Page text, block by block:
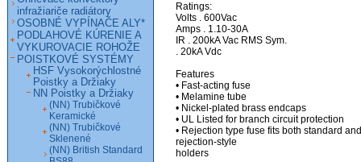
Ratings:
Volts . 600Vac
Amps . 1.10-30A
IR . 200kA Vac RMS Sym.
. 20kA Vdc
Features
• Fast-acting fuse
• Melamine tube
• Nickel-plated brass endcaps
• UL Listed for branch circuit protection
• Rejection type fuse fits both standard and
rejection-style
holders
infražiariče radiátory
OSOBNÉ VYPÍNAČE ALY*
PODLAHOVÉ KÚRENIE A
VYKUROVACIE ROHOŽE
POISTKOVÉ SYSTÉMY
HSF Vysokorýchlostné
Poistky a Držiaky
NN Poistky a Držiaky
(NN) Trubičkové
Keramické
(NN) Trubičkové
Sklenené
(NN) British Standard